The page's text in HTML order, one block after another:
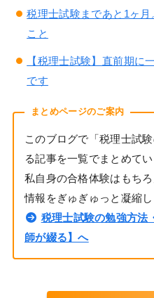
税理士試験まであと1ヶ
こと
【税理士試験】直前期に
です
まとめページのご案内
このブログで「税理士試
る記事を一覧でまとめてい
私自身の合格体験はもち
情報をぎゅぎゅっと凝縮し
税理士試験の勉強方法
師が綴る】へ